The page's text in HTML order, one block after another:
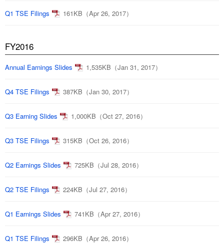
Q1 TSE Filings 161KB（Apr 26, 2017）
FY2016
Annual Earnings Slides 1,535KB（Jan 31, 2017）
Q4 TSE Filings 387KB（Jan 30, 2017）
Q3 Earning Slides 1,000KB（Oct 27, 2016）
Q3 TSE Filings 315KB（Oct 26, 2016）
Q2 Earnings Slides 725KB（Jul 28, 2016）
Q2 TSE Filings 224KB（Jul 27, 2016）
Q1 Earnings Slides 741KB（Apr 27, 2016）
Q1 TSE Filings 296KB（Apr 26, 2016）